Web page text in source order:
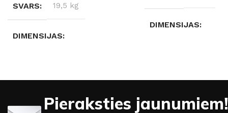
SVARS
19,5 kg
DIMENSIJAS
DIMENSIJAS
Pieraksties jaunumiem!